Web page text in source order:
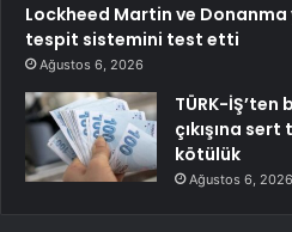
Lockheed Martin ve
tespit sistemini test etti
Ağustos 6, 2026
TÜRK-
çıkışına
kötülük
Ağustos 6, 2026